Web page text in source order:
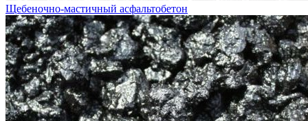
Щебеночно-мастичный асфальтобетон